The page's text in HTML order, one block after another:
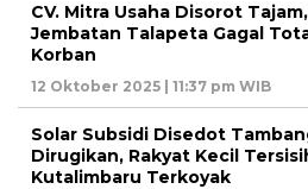
CV. Mitra Usaha Disorot
Jembatan Talapeta Gagal
Korban
12 Oktober 2025 | 11:37 pm WIB
Solar Subsidi Disedot
Dirugikan, Rakyat Kecil
Kutalimbaru Terkoyak